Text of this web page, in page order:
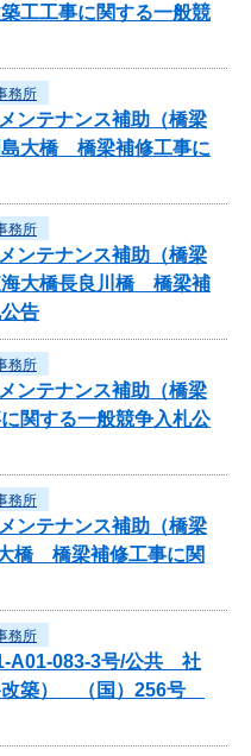
工工事に関する一般競
務所
ンテナンス補助（橋梁
大橋 橋梁補修工事に
務所
ンテナンス補助（橋梁
大橋長良川橋 橋梁補
告
務所
ンテナンス補助（橋梁
関する一般競争入札公
務所
ンテナンス補助（橋梁
橋 橋梁補修工事に関
務所
A01-083-3号/公共 社
改築） （国）256号